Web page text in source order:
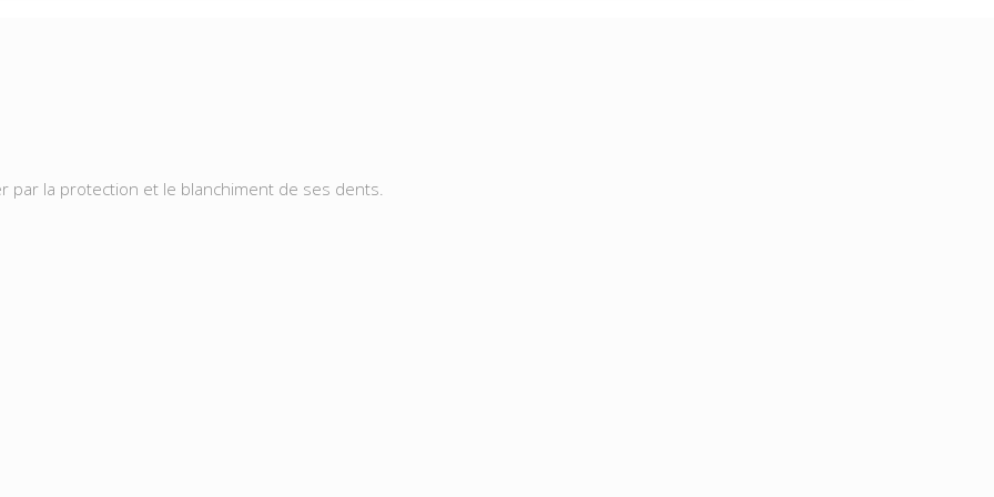
par la protection et le blanchiment de ses dents.